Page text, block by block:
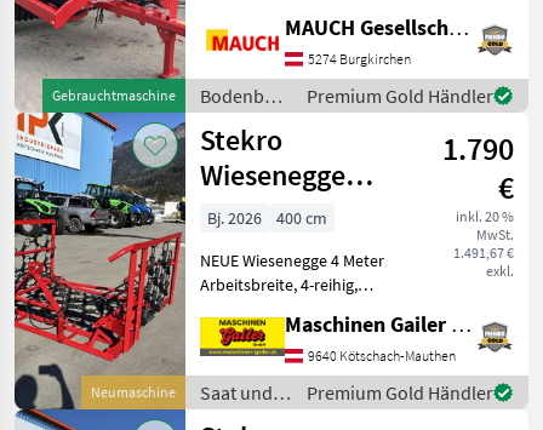
Gebrauchtmaschine
Ausstattung: - 3.100kg - 6,
3m Arbeitsbreite -
hydraulisch klappbar mit 3
Zylinder -
MAUCH Gesellschaft m.b.H. & Co.KG
5274 Burgkirchen
Bodenbearbeitung
/ Stekro
Premium Gold Händler
Neumaschine
Stekro
Wiesenegge
4,00m hydr.-
auch 3m, 5m, 6m
lagernd
1.790
€
inkl. 20 %
MwSt.
1.491,67 €
exkl.
Bj. 2026
400 cm
NEUE Wiesenegge 4 Meter
Arbeitsbreite, 4-reihig,
Punkt Aufnahme, Gewicht
400 kg, Striegelnetz kann
beidseitig verwendet
werden, Intensiv stri
Maschinen Gailer GmbH
9640 Kötschach-Mauthen
Saat und
Pflege /
Premium Gold Händler